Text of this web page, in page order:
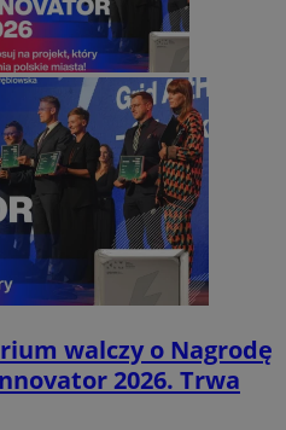
walczy o Nagrodę
2026. Trwa